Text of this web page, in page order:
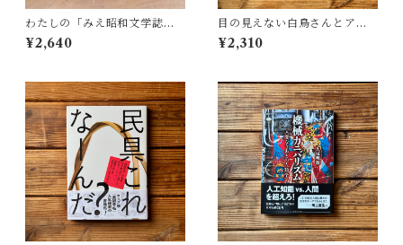
わたしの「みえ昭和文学誌」 |
藤田 明
¥2,640
目の見えない白鳥さんとアー
トを見にいく | 川内 有緒
¥2,310